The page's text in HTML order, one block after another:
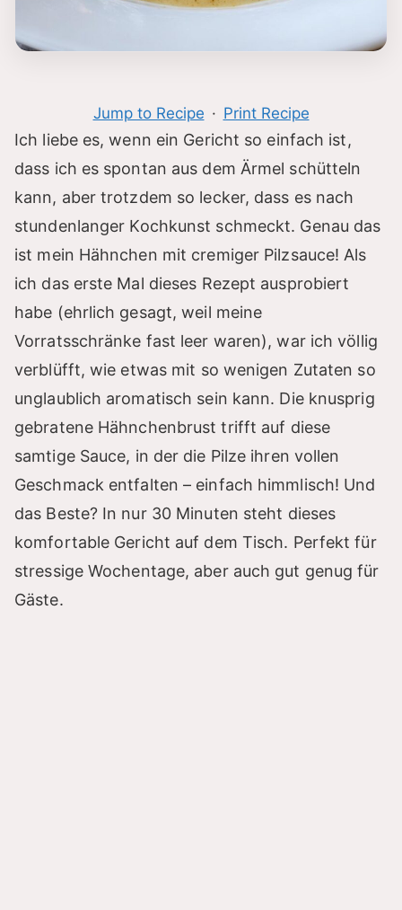
Jump to Recipe · Print Recipe
Ich liebe es, wenn ein Gericht so einfach ist,
dass ich es spontan aus dem Ärmel schütteln
kann, aber trotzdem so lecker, dass es nach
stundenlanger Kochkunst schmeckt. Genau das
ist mein Hähnchen mit cremiger Pilzsauce! Als
ich das erste Mal dieses Rezept ausprobiert
habe (ehrlich gesagt, weil meine
Vorratsschränke fast leer waren), war ich völlig
verblüfft, wie etwas mit so wenigen Zutaten so
unglaublich aromatisch sein kann. Die knusprig
gebratene Hähnchenbrust trifft auf diese
samtige Sauce, in der die Pilze ihren vollen
Geschmack entfalten – einfach himmlisch! Und
das Beste? In nur 30 Minuten steht dieses
komfortable Gericht auf dem Tisch. Perfekt für
stressige Wochentage, aber auch gut genug für
Gäste.